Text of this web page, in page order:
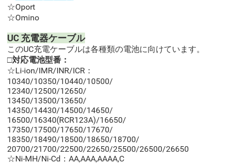
☆Oport
☆Omino
UC 充電器ケーブル
このUC充電ケーブルは各種類の電池に向けています。
□対応電池型番：
☆Li-ion/IMR/INR/ICR：
10340/10350/10440/10500/
12340/12500/12650/
13450/13500/13650/
14350/14430/14500/14650/
16500/16340(RCR123A)/16650/
17350/17500/17650/17670/
18350/18490/18500/18650/18700/
20700/21700/22500/22650/25500/26500/26650
☆Ni-MH/Ni-Cd：AA,AAA,AAAA,C